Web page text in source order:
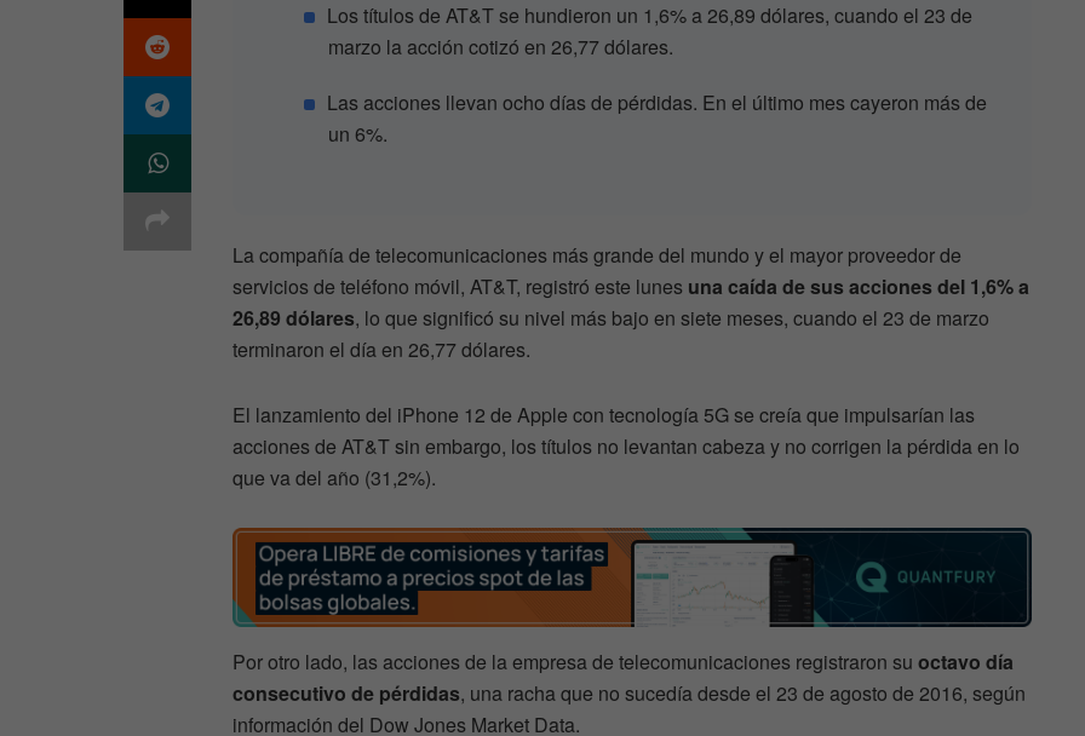
Los títulos de AT&T se hundieron un 1,6% a 26,89 dólares, cuando el 23 de
marzo la acción cotizó en 26,77 dólares.
Las acciones llevan ocho días de pérdidas. En el último mes cayeron más de
un 6%.
La compañía de telecomunicaciones más grande del mundo y el mayor proveedor de
servicios de teléfono móvil, AT&T, registró este lunes una caída de sus acciones del 1,6% a
26,89 dólares, lo que significó su nivel más bajo en siete meses, cuando el 23 de marzo
terminaron el día en 26,77 dólares.
El lanzamiento del iPhone 12 de Apple con tecnología 5G se creía que impulsarían las
acciones de AT&T sin embargo, los títulos no levantan cabeza y no corrigen la pérdida en lo
que va del año (31,2%).
Por otro lado, las acciones de la empresa de telecomunicaciones registraron su octavo día
consecutivo de pérdidas, una racha que no sucedía desde el 23 de agosto de 2016, según
información del Dow Jones Market Data.